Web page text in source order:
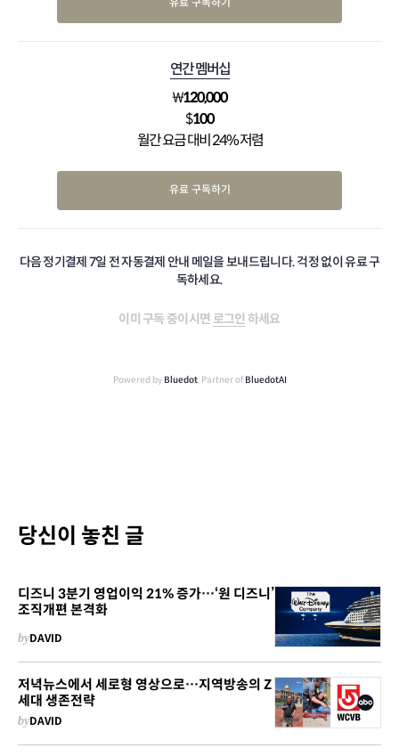
연간 멤버십
₩120,000
$100
월간 요금 대비 24% 저렴
유료 구독하기
다음 정기결제 7일 전 자동결제 안내 메일을 보내드립니다. 걱정 없이 유료 구
독하세요.
이미 구독 중이시면 로그인 하세요
Powered by Bluedot, Partner of BluedotAI
당신이 놓친 글
디즈니 3분기 영업이익 21% 증가…‘원 디즈니’
조직개편 본격화
byDAVID
저녁뉴스에서 세로형 영상으로…지역방송의 Z
세대 생존전략
byDAVID